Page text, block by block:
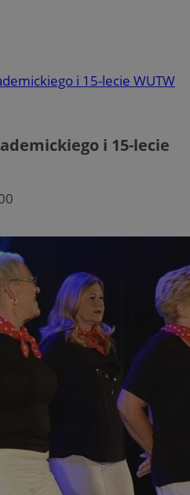
i 15-lecie WUTW
i 15-lecie